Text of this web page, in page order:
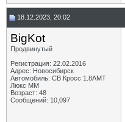
18.12.2023, 20:02
BigKot
Продвинутый
Регистрация: 22.02.2016
Адрес: Новосибирск
Автомобиль: СВ Кросс 1.8АМТ
Люкс ММ
Возраст: 48
Сообщений: 10,097